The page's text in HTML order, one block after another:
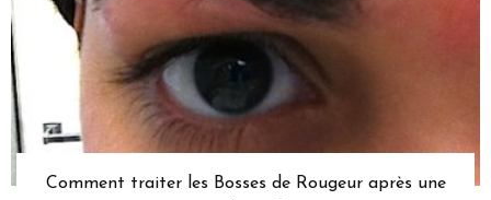
Comment traiter les Bosses de Rougeur après une